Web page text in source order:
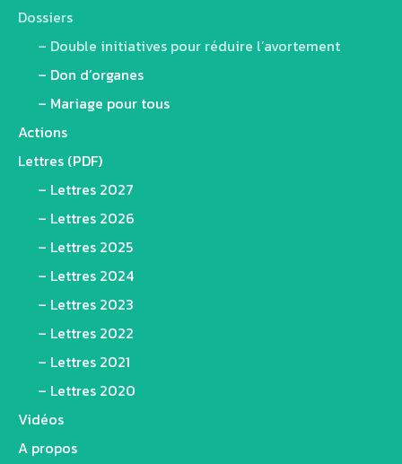
Dossiers
– Double initiatives pour réduire l’avortement
– Don d’organes
– Mariage pour tous
Actions
Lettres (PDF)
– Lettres 2027
– Lettres 2026
– Lettres 2025
– Lettres 2024
– Lettres 2023
– Lettres 2022
– Lettres 2021
– Lettres 2020
Vidéos
A propos